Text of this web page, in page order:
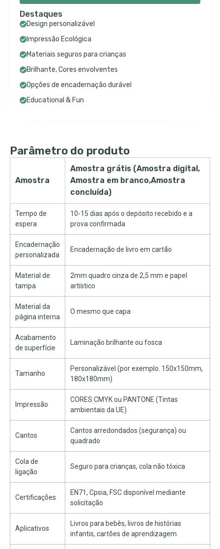
Destaques
Design personalizável
Impressão Ecológica
Materiais seguros para crianças
Brilhante, Cores envolventes
Opções de encadernação durável
Educational & Fun
Parâmetro do produto
Amostra
Amostra grátis (Amostra digital,
Amostra em branco,Amostra
concluída)
Tempo de
espera
10-15 dias após o depósito recebido e a
prova confirmada
Encadernação
personalizada
Encadernação de livro em cartão
Material de
tampa
2mm quadro cinza de 2,5 mm e papel
artístico
Material da
página interna
O mesmo que capa
Acabamento
de superfície
Laminação brilhante ou fosca
Tamanho
Personalizável (por exemplo. 150x150mm,
180x180mm)
Impressão
CORES CMYK ou PANTONE (Tintas
ambientais da UE)
Cantos
Cantos arredondados (segurança) ou
quadrado
Cola de
ligação
Seguro para crianças, cola não tóxica
Certificações
EN71, Cpsia, FSC disponível mediante
solicitação
Aplicativos
Livros para bebês, livros de histórias
infantis, cartões de aprendizagem